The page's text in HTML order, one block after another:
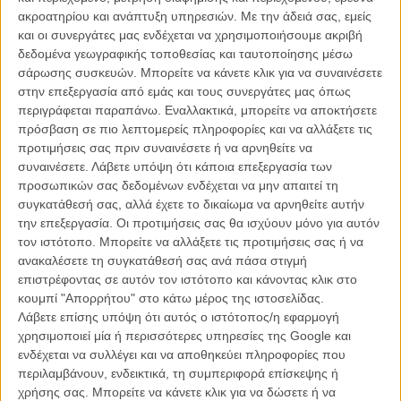
ακροατηρίου και ανάπτυξη υπηρεσιών. Με την άδειά σας, εμείς
και οι συνεργάτες μας ενδέχεται να χρησιμοποιήσουμε ακριβή
δεδομένα γεωγραφικής τοποθεσίας και ταυτοποίησης μέσω
σάρωσης συσκευών. Μπορείτε να κάνετε κλικ για να συναινέσετε
στην επεξεργασία από εμάς και τους συνεργάτες μας όπως
περιγράφεται παραπάνω. Εναλλακτικά, μπορείτε να αποκτήσετε
πρόσβαση σε πιο λεπτομερείς πληροφορίες και να αλλάξετε τις
προτιμήσεις σας πριν συναινέσετε ή να αρνηθείτε να
συναινέσετε. Λάβετε υπόψη ότι κάποια επεξεργασία των
προσωπικών σας δεδομένων ενδέχεται να μην απαιτεί τη
συγκατάθεσή σας, αλλά έχετε το δικαίωμα να αρνηθείτε αυτήν
την επεξεργασία. Οι προτιμήσεις σας θα ισχύουν μόνο για αυτόν
τον ιστότοπο. Μπορείτε να αλλάξετε τις προτιμήσεις σας ή να
ανακαλέσετε τη συγκατάθεσή σας ανά πάσα στιγμή
επιστρέφοντας σε αυτόν τον ιστότοπο και κάνοντας κλικ στο
κουμπί "Απορρήτου" στο κάτω μέρος της ιστοσελίδας.
Λάβετε επίσης υπόψη ότι αυτός ο ιστότοπος/η εφαρμογή
χρησιμοποιεί μία ή περισσότερες υπηρεσίες της Google και
ενδέχεται να συλλέγει και να αποθηκεύει πληροφορίες που
περιλαμβάνουν, ενδεικτικά, τη συμπεριφορά επίσκεψης ή
χρήσης σας. Μπορείτε να κάνετε κλικ για να δώσετε ή να
εγκατάλειψη πηγαίνοντας ακάλεστος σε κηδείες αγνώστων και
έχοντας για μοναδικό του φίλο το συνομήλικο φάντασμα ενός
γιαπωνέζου καμικάζι του Β' Παγκοσμίου Πολέμου. Σε μία από τις
κηδείες γνωρίζει την Αναμπελ (Μία Γουασικόφσκα) μία κοπέλα που
πάσχει από καρκίνο και σύντομα μαθαίνει ότι έχει 3 μήνες ζωής. Ο
Ινοχ κλεισμένος στην οργή και τον μικρόκοσμό του προσεγγίζει το
θάνατο μελοδραματικά, επισκέπτεται νεκροταφία, ψάχνει
μεταφυσικές απαντήσεις, ζει στο παρελθόν. Η Αναμπελ αγαπά την
ορθολογιστική θεωρία του Δαρβίνου, τη ζωή, το τώρα. Μετά θα
χαρίσει το σώμα της στην επιστήμη. Μαζί μαθαίνουν ότι τη ζωή τη
ζεις, μόνο όταν αγαπάς.
Αν αυτό σας φαίνεται κάπως μελό, είναι. Μια υπέροχη ιδέα
αναλώνεται σε αρκετά κλισέ, τόσο σεναριακά, όσο και σκηνοθετικά.
Ο Βαν Σαντ ενορχηστρώνει την ταινία του σαν την μελαγχολική ποπ
που τόσο αγαπά και μ' αυτή έχει πνίξει το σάουντρακ του:
συναισθηματικά, τρυφερά, και κάπως γλυκερά. Το υπέροχο
πρωταγωνιστικό του δίδυμο είναι τόσο γοητευτικό να το κοιτάς που
παρασύρεται και ο ίδιος σε καρτοποσταλικές εικόνες ενός έρωτα
που θα σβήσει άδοξα.